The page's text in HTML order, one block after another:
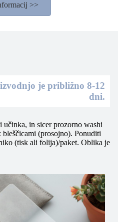
>>
je približno 8-12
dni.
učinka, in sicer prozorno washi
(prosojno). Ponuditi
(tisk ali folija)/paket. Oblika je